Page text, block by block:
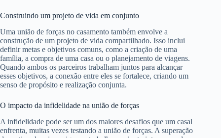
Construindo um projeto de vida em conjunto
Uma união de forças no casamento também envolve a
construção de um projeto de vida compartilhado. Isso inclui
definir metas e objetivos comuns, como a criação de uma
família, a compra de uma casa ou o planejamento de viagens.
Quando ambos os parceiros trabalham juntos para alcançar
esses objetivos, a conexão entre eles se fortalece, criando um
senso de propósito e realização conjunta.
O impacto da infidelidade na união de forças
A infidelidade pode ser um dos maiores desafios que um casal
enfrenta, muitas vezes testando a união de forças. A superação